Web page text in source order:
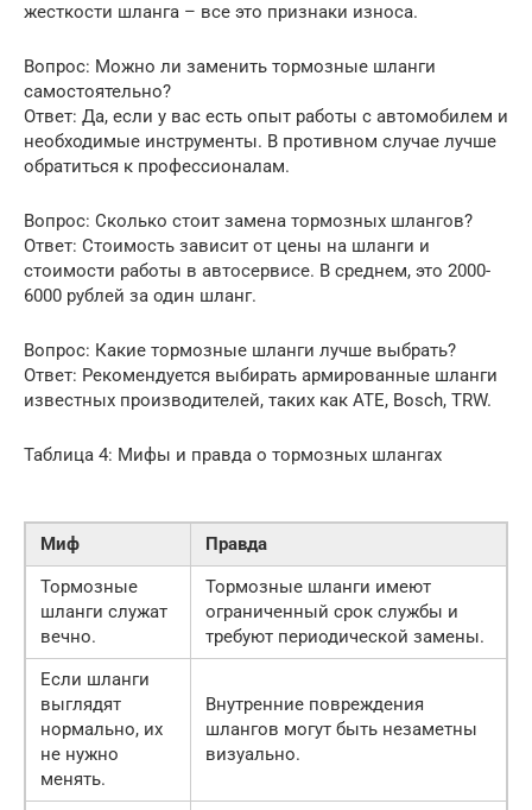
жесткости шланга – все это признаки износа.
Вопрос: Можно ли заменить тормозные шланги
самостоятельно?
Ответ: Да, если у вас есть опыт работы с автомобилем и
необходимые инструменты. В противном случае лучше
обратиться к профессионалам.
Вопрос: Сколько стоит замена тормозных шлангов?
Ответ: Стоимость зависит от цены на шланги и
стоимости работы в автосервисе. В среднем, это 2000-
6000 рублей за один шланг.
Вопрос: Какие тормозные шланги лучше выбрать?
Ответ: Рекомендуется выбирать армированные шланги
известных производителей, таких как ATE, Bosch, TRW.
Таблица 4: Мифы и правда о тормозных шлангах
Миф
Правда
Тормозные
шланги служат
вечно.
Тормозные шланги имеют
ограниченный срок службы и
требуют периодической замены.
Если шланги
выглядят
нормально, их
не нужно
менять.
Внутренние повреждения
шлангов могут быть незаметны
визуально.